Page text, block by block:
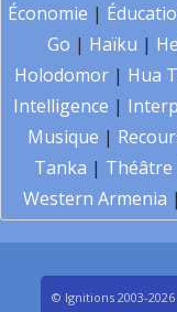
Économie |
Go | Haïku |
Holodomor | Hua
Intelligence |
Musique |
Tanka | Théâtre
Western Armenia |
© Ignitions 2003-